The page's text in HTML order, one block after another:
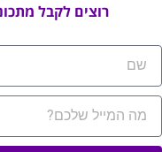
רוצים לקבל